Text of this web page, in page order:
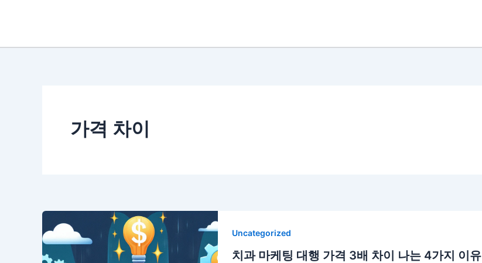
가격 차이
Uncategorized
치과 마케팅 대행 가격 3배 차이 나는 4가지 이유